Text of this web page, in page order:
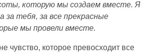
которую мы создаем вместе. Я
за тебя, за все прекрасные
мы провели вместе.
чувство, которое превосходит все